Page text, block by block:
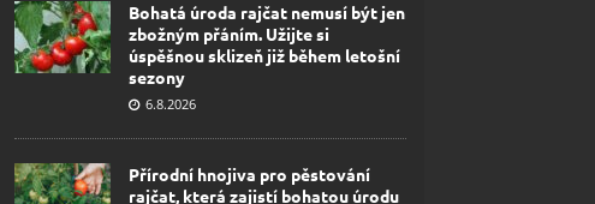
Bohatá úroda rajčat nemusí být jen
zbožným přáním. Užijte si
úspěšnou sklizeň již během letošní
sezony
6.8.2026
Přírodní hnojiva pro pěstování
rajčat, která zajistí bohatou úrodu